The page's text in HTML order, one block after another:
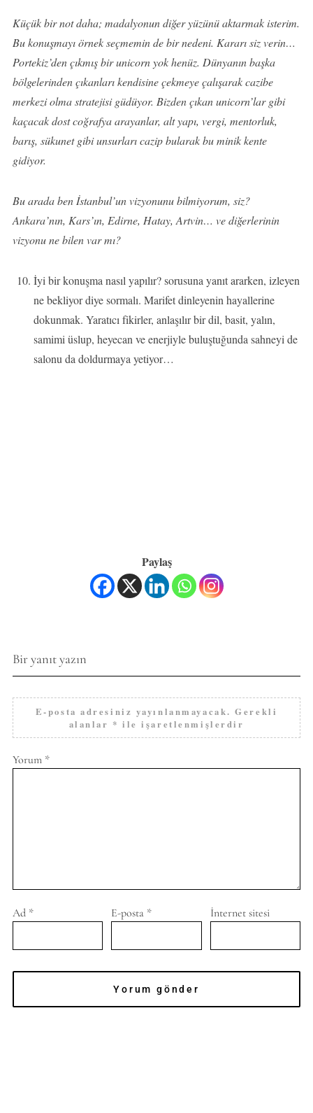
Küçük bir not daha; madalyonun diğer yüzünü aktarmak isterim.
Bu konuşmayı örnek seçmemin de bir nedeni. Kararı siz verin…
Portekiz’den çıkmış bir unicorn yok henüz. Dünyanın başka
bölgelerinden çıkanları kendisine çekmeye çalışarak cazibe
merkezi olma stratejisi güdüyor. Bizden çıkan unicorn’lar gibi
kaçacak dost coğrafya arayanlar, alt yapı, vergi, mentorluk,
barış, sükunet gibi unsurları cazip bularak bu minik kente
gidiyor.
Bu arada ben İstanbul’un vizyonunu bilmiyorum, siz?
Ankara’nın, Kars’ın, Edirne, Hatay, Artvin… ve diğerlerinin
vizyonu ne bilen var mı?
İyi bir konuşma nasıl yapılır? sorusuna yanıt ararken, izleyen
ne bekliyor diye sormalı. Marifet dinleyenin hayallerine
dokunmak. Yaratıcı fikirler, anlaşılır bir dil, basit, yalın,
samimi üslup, heyecan ve enerjiyle buluştuğunda sahneyi de
salonu da doldurmaya yetiyor…
Paylaş
Bir yanıt yazın
E-posta adresiniz yayınlanmayacak. Gerekli
alanlar * ile işaretlenmişlerdir
Yorum *
Ad * E-posta * İnternet sitesi